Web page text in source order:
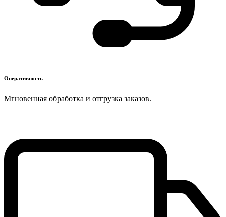
Оперативность
Мгновенная обработка и отгрузка заказов.